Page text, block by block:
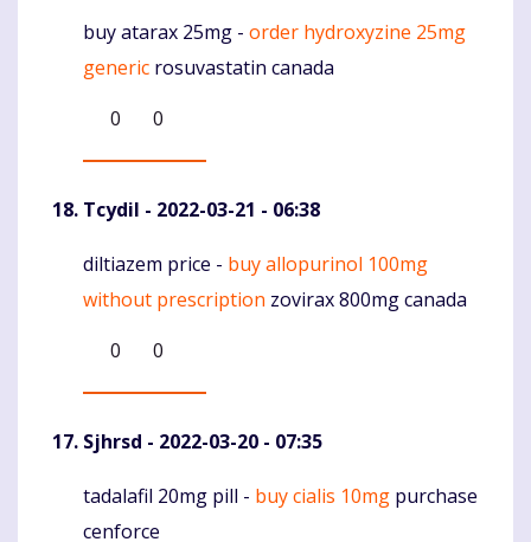
Komentaras
buy atarax 25mg - order hydroxyzine 25mg
generic rosuvastatin canada
0
0
Tcydil - 2022-03-21 - 06:38
Komentaras
diltiazem price - buy allopurinol 100mg
without prescription zovirax 800mg canada
0
0
Sjhrsd - 2022-03-20 - 07:35
Komentaras
tadalafil 20mg pill - buy cialis 10mg purchase
cenforce